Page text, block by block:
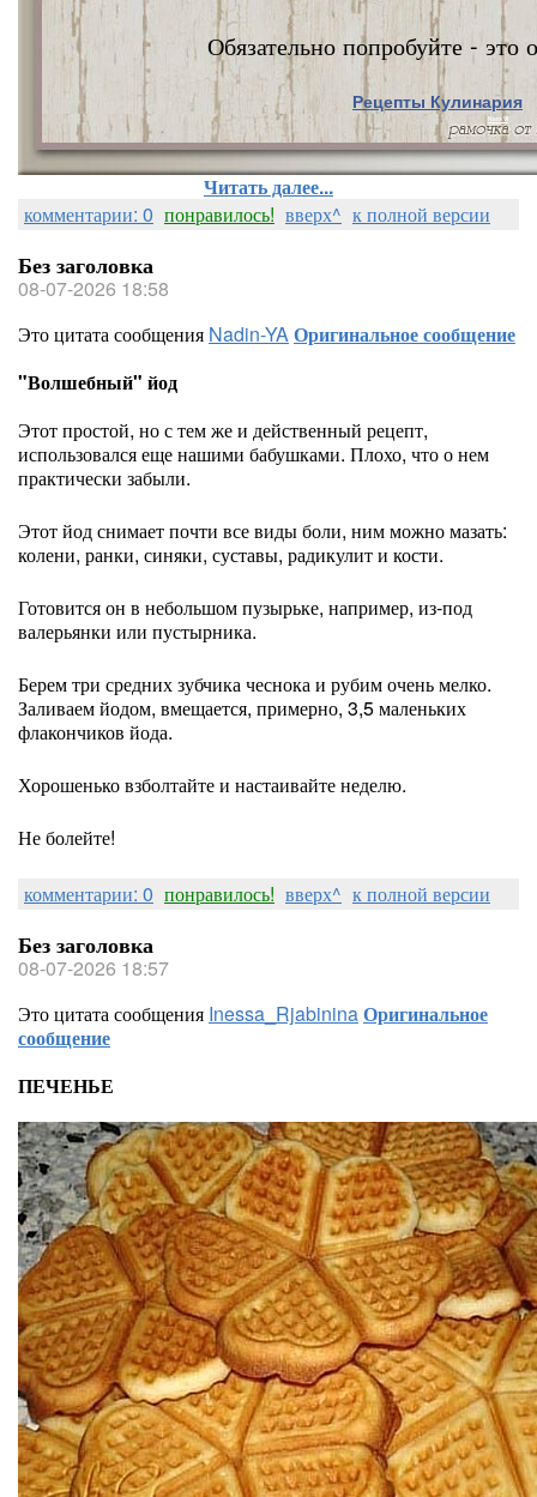
Обязательно попробуйте - это
Рецепты Кулинария
Nata Vi
Читать далее...
комментарии: 0 понравилось! вверх^ к полной версии
Без заголовка
08-07-2026 18:58
Это цитата сообщения Nadin-YAОригинальное сообщение
"Волшебный" йод
Этот простой, но с тем же и действенный рецепт,
использовался еще нашими бабушками. Плохо, что о нем
практически забыли.
Этот йод снимает почти все виды боли, ним можно мазать:
колени, ранки, синяки, суставы, радикулит и кости.
Готовится он в небольшом пузырьке, например, из-под
валерьянки или пустырника.
Берем три средних зубчика чеснока и рубим очень мелко.
Заливаем йодом, вмещается, примерно, 3,5 маленьких
флакончиков йода.
Хорошенько взболтайте и настаивайте неделю.
Не болейте!
комментарии: 0 понравилось! вверх^ к полной версии
Без заголовка
08-07-2026 18:57
Это цитата сообщения Inessa_RjabininaОригинальное
сообщение
ПЕЧЕНЬЕ